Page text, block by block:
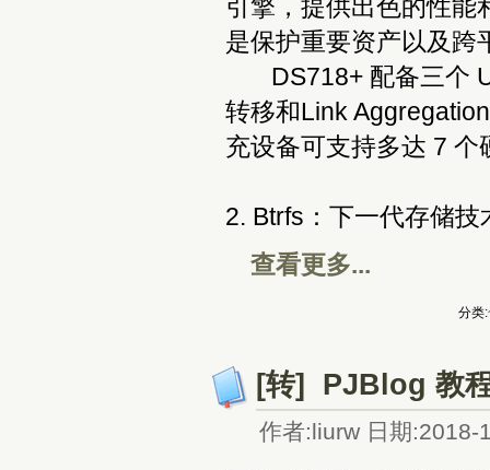
引擎，提供出色的性能
是保护重要资产以及跨
DS718+ 配备三个
转移和Link
充设备可支持多达 7 个
2. Btrfs：下一代存储技
查看更多...
分类:
[转] PJBlog 教
作者:liurw 日期:2018-